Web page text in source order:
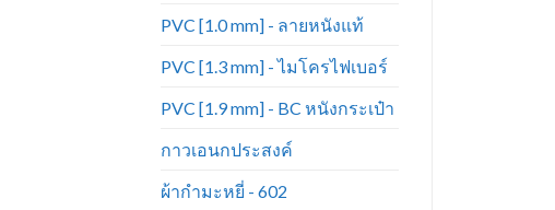
PVC [1.0 mm] - ลายหนังแท้
PVC [1.3 mm] - ไมโครไฟเบอร์
PVC [1.9 mm] - BC หนังกระเป๋า
กาวเอนกประสงค์
ผ้ากำมะหยี่ - 602